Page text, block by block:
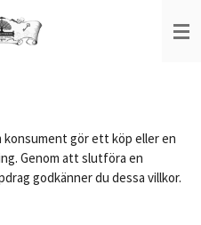
konsument gör ett köp eller en
Genom att slutföra en
godkänner du dessa villkor.